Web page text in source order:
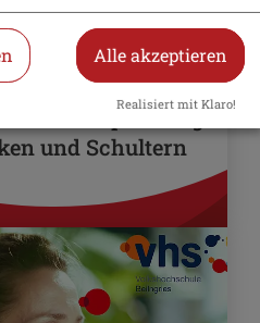
2026
& Wellness
– Entspannung
und Schultern
Alle akzeptieren
Realisiert mit Klaro!